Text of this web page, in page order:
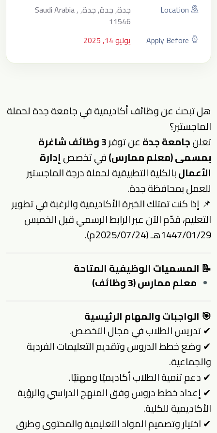
Location
جدة, جدة, جدة, Saudi Arabia ,
11546
Apply Before
يوليو 14, 2025
هل تبحث عن وظائف أكاديمية في جامعة جدة لحملة
الماجستير؟
تعلنجامعة جدةعن توفر 3 وظائف شاغرة
بمسمى (معلم ممارس)في تخصصإدارة
الأعمالبالكلية التطبيقية لحملة درجة الماجستير
للعمل بمحافظة جدة.
📌 إذا كنت تمتلك الخبرة الأكاديمية والرغبة في تطوير
التعليم، قدّم الآن عبر الرابط الرسمي قبل الخميس
1447/01/29هـ (2025/07/24م).
📝 المسميات الوظيفية المتاحة
معلم ممارس (3 وظائف)
🎯 الواجبات والمهام الرئيسية
✔ تدريس الطلاب في مجال التخصص.
✔ وضع خطط الدروس وتقديم التعليمات الفردية
والجماعية.
✔ دعم تنمية الطلاب أكاديميًا ومهنيًا.
✔ إعداد خطط دروس وفق المنهج الدراسي والرؤية
الأكاديمية للكلية.
✔ اختيار وتصميم المواد التعليمية والمحتوى وطرق